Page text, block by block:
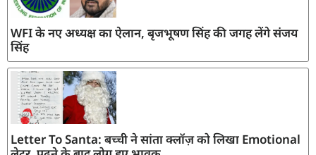
WFI के नए अध्यक्ष का ऐलान, बृजभूषण सिंह की जगह लेंगे संजय
सिंह
Letter To Santa: बच्ची ने सांता क्लॉज़ को लिखा Emotional